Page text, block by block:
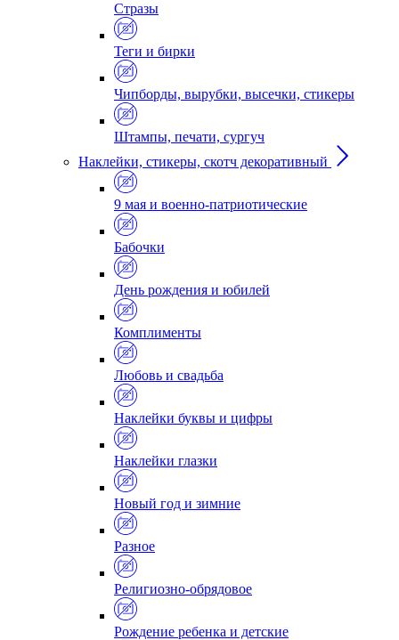
Стразы
Теги и бирки
Чипборды, вырубки, высечки, стикеры
Штампы, печати, сургуч
Наклейки, стикеры, скотч декоративный
9 мая и военно-патриотические
Бабочки
День рождения и юбилей
Комплименты
Любовь и свадьба
Наклейки буквы и цифры
Наклейки глазки
Новый год и зимние
Разное
Религиозно-обрядовое
Рождение ребенка и детские